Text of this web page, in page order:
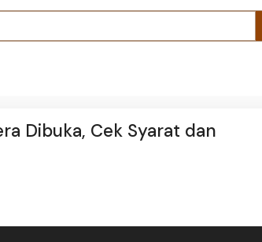
Dibuka, Cek Syarat dan